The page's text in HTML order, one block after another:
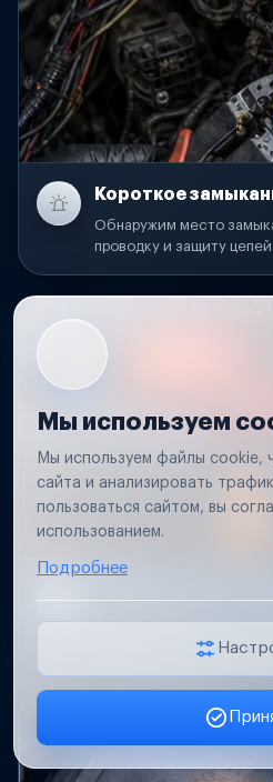
Короткое
Обнаружим место
проводку и защиту цепей.
Проверим проводку и
освещение прицепа.
Мы используем
Мы используем файлы cookie,
сайта и анализировать
пользоваться сайтом, вы
использованием.
Подробнее
Заявка